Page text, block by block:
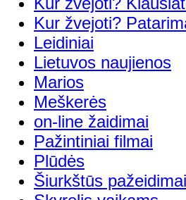
Kur žvejoti?
Leidiniai
Lietuvos naujienos
Marios
Meškerės
on-line žaidimai
Pažintiniai filmai
Plūdės
Šiurkštūs pažeidimai